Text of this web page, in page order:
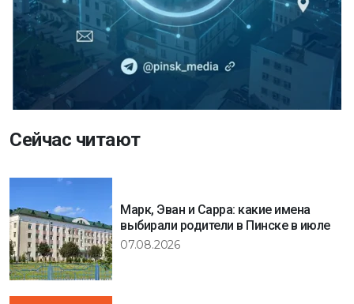
Сейчас читают
Марк, Эван и Сарра: какие имена
выбирали родители в Пинске в июле
07.08.2026